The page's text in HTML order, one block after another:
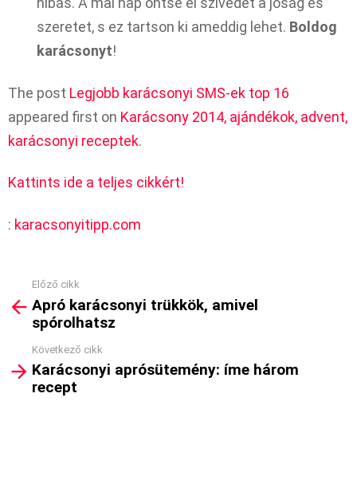
szeretet, s ez tartson ki ameddig lehet. Boldog
karácsonyt!
The post Legjobb karácsonyi SMS-ek top 16
appeared first on Karácsony 2014, ajándékok, advent,
karácsonyi receptek.
Kattints ide a teljes cikkért!
: karacsonyitipp.com
more
Előző cikk
Apró karácsonyi trükkök, amivel
spórolhatsz
Következő cikk
Karácsonyi aprósütemény: íme három
recept